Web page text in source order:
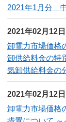
2021年1月分
2021年02月12日
卸電力市場価格
卸供給料金の特
気卸供給料金の
2021年02月12日
卸電力市場価格